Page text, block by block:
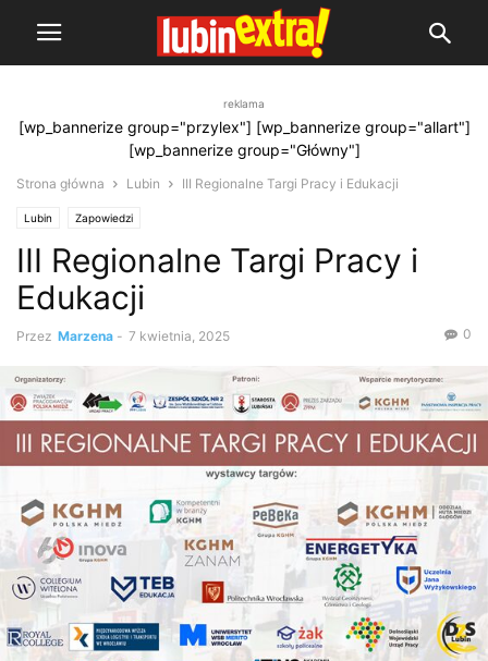
reklama
[wp_bannerize group="przylex"] [wp_bannerize group="allart"]
[wp_bannerize group="Główny"]
Strona główna Lubin III Regionalne Targi Pracy i Edukacji
Lubin Zapowiedzi
III Regionalne Targi Pracy i
Edukacji
Przez Marzena - 7 kwietnia, 2025 0